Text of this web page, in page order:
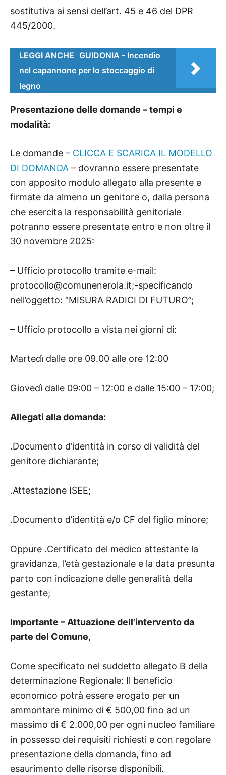
sostitutiva ai sensi dell’art. 45 e 46 del DPR
445/2000.
LEGGI ANCHE GUIDONIA - Incendio
nel capannone per lo stoccaggio di
legno
Presentazione delle domande – tempi e
modalità:
Le domande – CLICCA E SCARICA IL MODELLO
DI DOMANDA – dovranno essere presentate
con apposito modulo allegato alla presente e
firmate da almeno un genitore o, dalla persona
che esercita la responsabilità genitoriale
potranno essere presentate entro e non oltre il
30 novembre 2025:
– Ufficio protocollo tramite e-mail:
protocollo@comunenerola.it;-specificando
nell’oggetto: “MISURA RADICI DI FUTURO”;
– Ufficio protocollo a vista nei giorni di:
Martedì dalle ore 09.00 alle ore 12:00
Giovedì dalle 09:00 – 12:00 e dalle 15:00 – 17:00;
Allegati alla domanda:
.Documento d’identità in corso di validità del
genitore dichiarante;
.Attestazione ISEE;
.Documento d’identità e/o CF del figlio minore;
Oppure .Certificato del medico attestante la
gravidanza, l’età gestazionale e la data presunta
parto con indicazione delle generalità della
gestante;
Importante – Attuazione dell’intervento da
parte del Comune,
Come specificato nel suddetto allegato B della
determinazione Regionale: Il beneficio
economico potrà essere erogato per un
ammontare minimo di € 500,00 fino ad un
massimo di € 2.000,00 per ogni nucleo familiare
in possesso dei requisiti richiesti e con regolare
presentazione della domanda, fino ad
esaurimento delle risorse disponibili.